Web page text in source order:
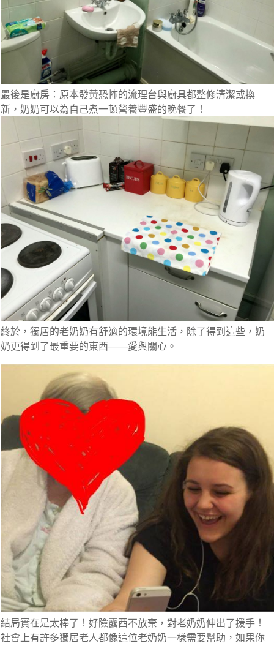
最後是廚房： 原本發黃恐怖的流理台與廚具都整修清潔或換
新，奶奶可以為自己煮一頓營養豐盛的晚餐了！
終於，獨居的老奶奶有舒適的環境能生活，除了得到這些， 奶
奶更得到了最重要的東西――愛與關心。
結局實在是太棒了！好險露西不放棄，對老奶奶伸出了援手！
社會上有許多獨居老人都像這位老奶奶一樣需要幫助 ，如果你